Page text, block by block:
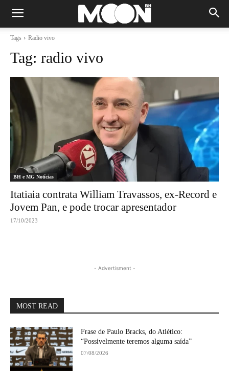
Tags Radio vivo
Tag: radio vivo
BH e MG Notícias
Itatiaia contrata William Travassos, ex-Record e
Jovem Pan, e pode trocar apresentador
17/10/2023
- Advertisment -
MOST READ
Frase de Paulo Bracks, do Atlético:
“Possivelmente teremos alguma saída”
07/08/2026